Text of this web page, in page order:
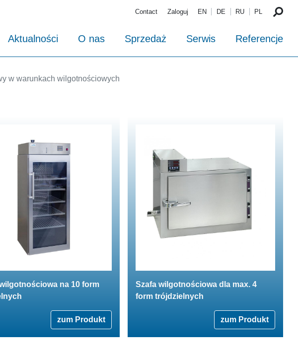
Contact Zaloguj EN DE RU PL
Aktualności O nas Sprzedaż Serwis Referencje
w warunkach wilgotnościowych
na 10 form
zum Produkt
Szafa wilgotnościowa dla max. 4
form trójdzielnych
zum Produkt